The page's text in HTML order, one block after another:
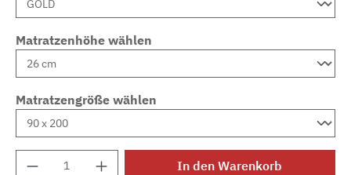
Matratzenhöhe wählen
Matratzengröße wählen
Produkt Anzahl: Gib den gewünschten
In den Warenkorb